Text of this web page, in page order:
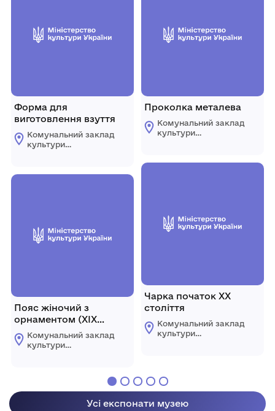
Форма для
виготовлення взуття
Комунальний заклад
культури
Царичанської
Пояс жіночий з
орнаментом (ХІХ
століття)
Комунальний заклад
культури
Проколка металева
Комунальний заклад
культури
Царичанської
Чарка початок ХХ
століття
Комунальний заклад
культури
Усі експонати музею